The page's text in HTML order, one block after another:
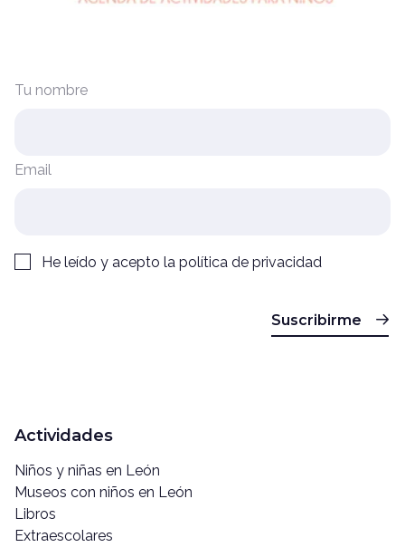
Tu nombre
Email
He leído y acepto la política de privacidad
Suscribirme
Actividades
Niños y niñas en León
Museos con niños en León
Libros
Extraescolares